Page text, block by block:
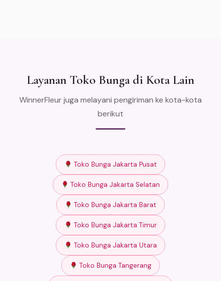
Layanan Toko Bunga di Kota Lain
WinnerFleur juga melayani pengiriman ke kota-kota
berikut
Toko Bunga Jakarta Pusat
Toko Bunga Jakarta Selatan
Toko Bunga Jakarta Barat
Toko Bunga Jakarta Timur
Toko Bunga Jakarta Utara
Toko Bunga Tangerang